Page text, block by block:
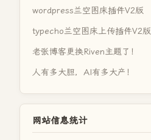
wordpress兰空图床插件V2版
typecho兰空图床上传插件V2版
老张博客更换Riven主题了！
人有多大胆，AI有多大产！
网站信息统计